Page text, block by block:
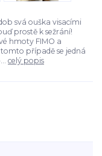
svá ouška visacími
prostě k sežrání!
hmoty FIMO a
případě se jedná
celý popis